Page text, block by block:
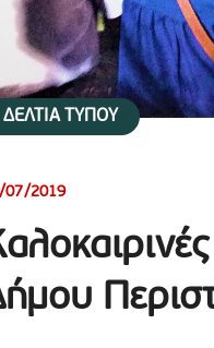
ΔΕΛΤΙΑ ΤΥΠΟΥ
07/2019